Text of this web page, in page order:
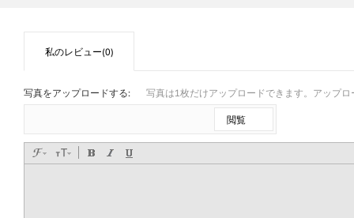
私のレビュー(0)
写真をアップロードする: 写真は1枚だけアップロードできます。アップ
閲覧